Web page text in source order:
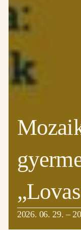
2026. 06. 29. –